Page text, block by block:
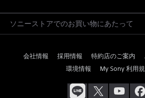
ソニーストアでのお買い物にあたって
会社情報 採用情報 特約店のご案内
環境情報
My Sony 利用